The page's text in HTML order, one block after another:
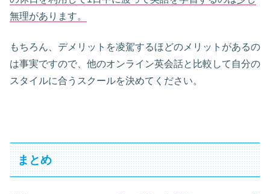
無理があります。
もちろん、デメリットを凌駕するほどのメリットがあるの
は事実ですので、他のオンライン英会話と比較して自分の
スタイルに合うスクールを決めてください。
まとめ